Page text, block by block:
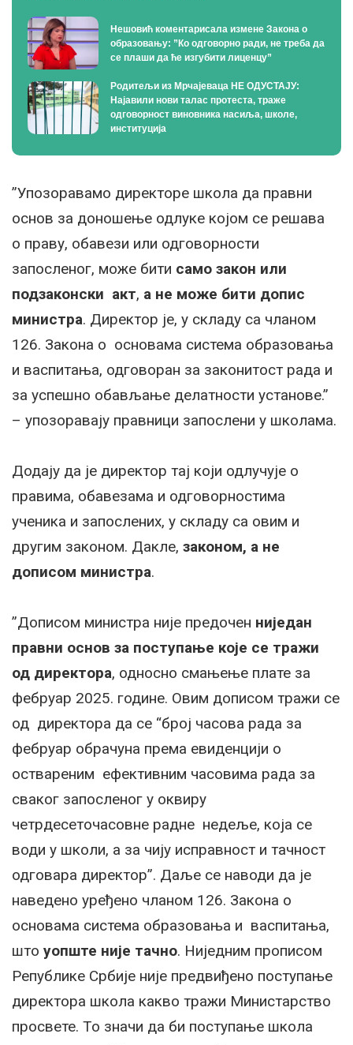
Нешовић коментарисала измене Закона о
образовању: ”Ко одговорно ради, не треба да
се плаши да ће изгубити лиценцу”
Родитељи из Мрчајеваца НЕ ОДУСТАЈУ:
Најавили нови талас протеста, траже
одговорност виновника насиља, школе,
институција
”Упозоравамо директоре школа да правни
основ за доношење одлуке којом се решава
о праву, обавези или одговорности
запосленог, може бити само закон или
подзаконски акт, а не може бити допис
министра. Директор је, у складу са чланом
126. Закона о основама система образовања
и васпитања, одговоран за законитост рада и
за успешно обављање делатности установе.”
– упозоравају правници запослени у школама.
Додају да је директор тај који одлучује о
правима, обавезама и одговорностима
ученика и запослених, у складу са овим и
другим законом. Дакле, законом, а не
дописом министра.
”Дописом министра није предочен ниједан
правни основ за поступање које се тражи
од директора, односно смањење плате за
фебруар 2025. године. Овим дописом тражи се
од директора да се “број часова рада за
фебруар обрачуна према евиденцији о
оствареним ефективним часовима рада за
сваког запосленог у оквиру
четрдесеточасовне радне недеље, која се
води у школи, а за чију исправност и тачност
одговара директор”. Даље се наводи да је
наведено уређено чланом 126. Закона о
основама система образовања и васпитања,
што уопште није тачно. Ниједним прописом
Републике Србије није предвиђено поступање
директора школа какво тражи Министарство
просвете. То значи да би поступање школа